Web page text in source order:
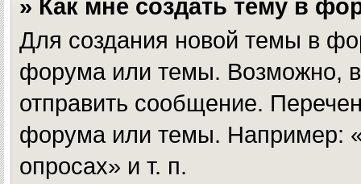
» Как мне создать тему в
Для создания новой темы в
форума или темы. Возможно,
отправить сообщение.
форума или темы. Например:
опросах» и т. п.